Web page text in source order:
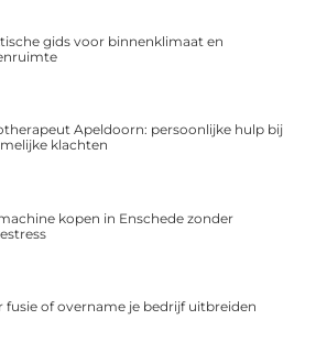
gids voor binnenklimaat en
Apeldoorn: persoonlijke hulp bij
klachten
kopen in Enschede zonder
fusie of overname je bedrijf uitbreiden